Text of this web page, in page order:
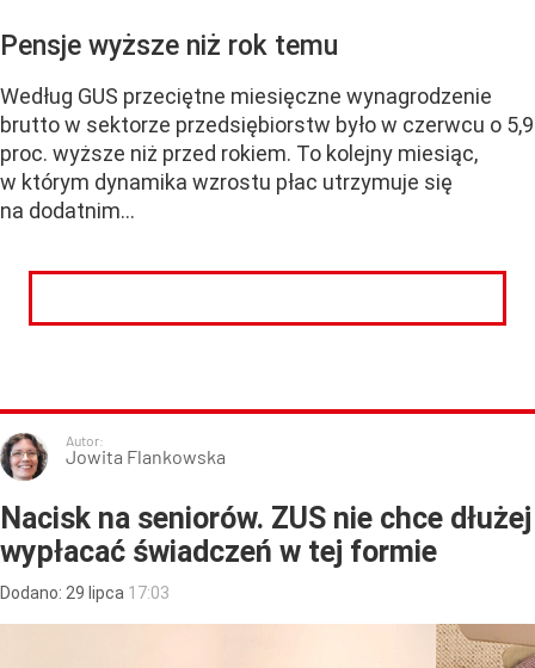
Pensje wyższe niż rok temu
Według GUS przeciętne miesięczne wynagrodzenie
brutto w sektorze przedsiębiorstw było w czerwcu o 5,9
proc. wyższe niż przed rokiem. To kolejny miesiąc,
w którym dynamika wzrostu płac utrzymuje się
na dodatnim...
Autor:
Jowita Flankowska
Nacisk na seniorów. ZUS nie chce dłużej
wypłacać świadczeń w tej formie
Dodano: 29 lipca 17:03